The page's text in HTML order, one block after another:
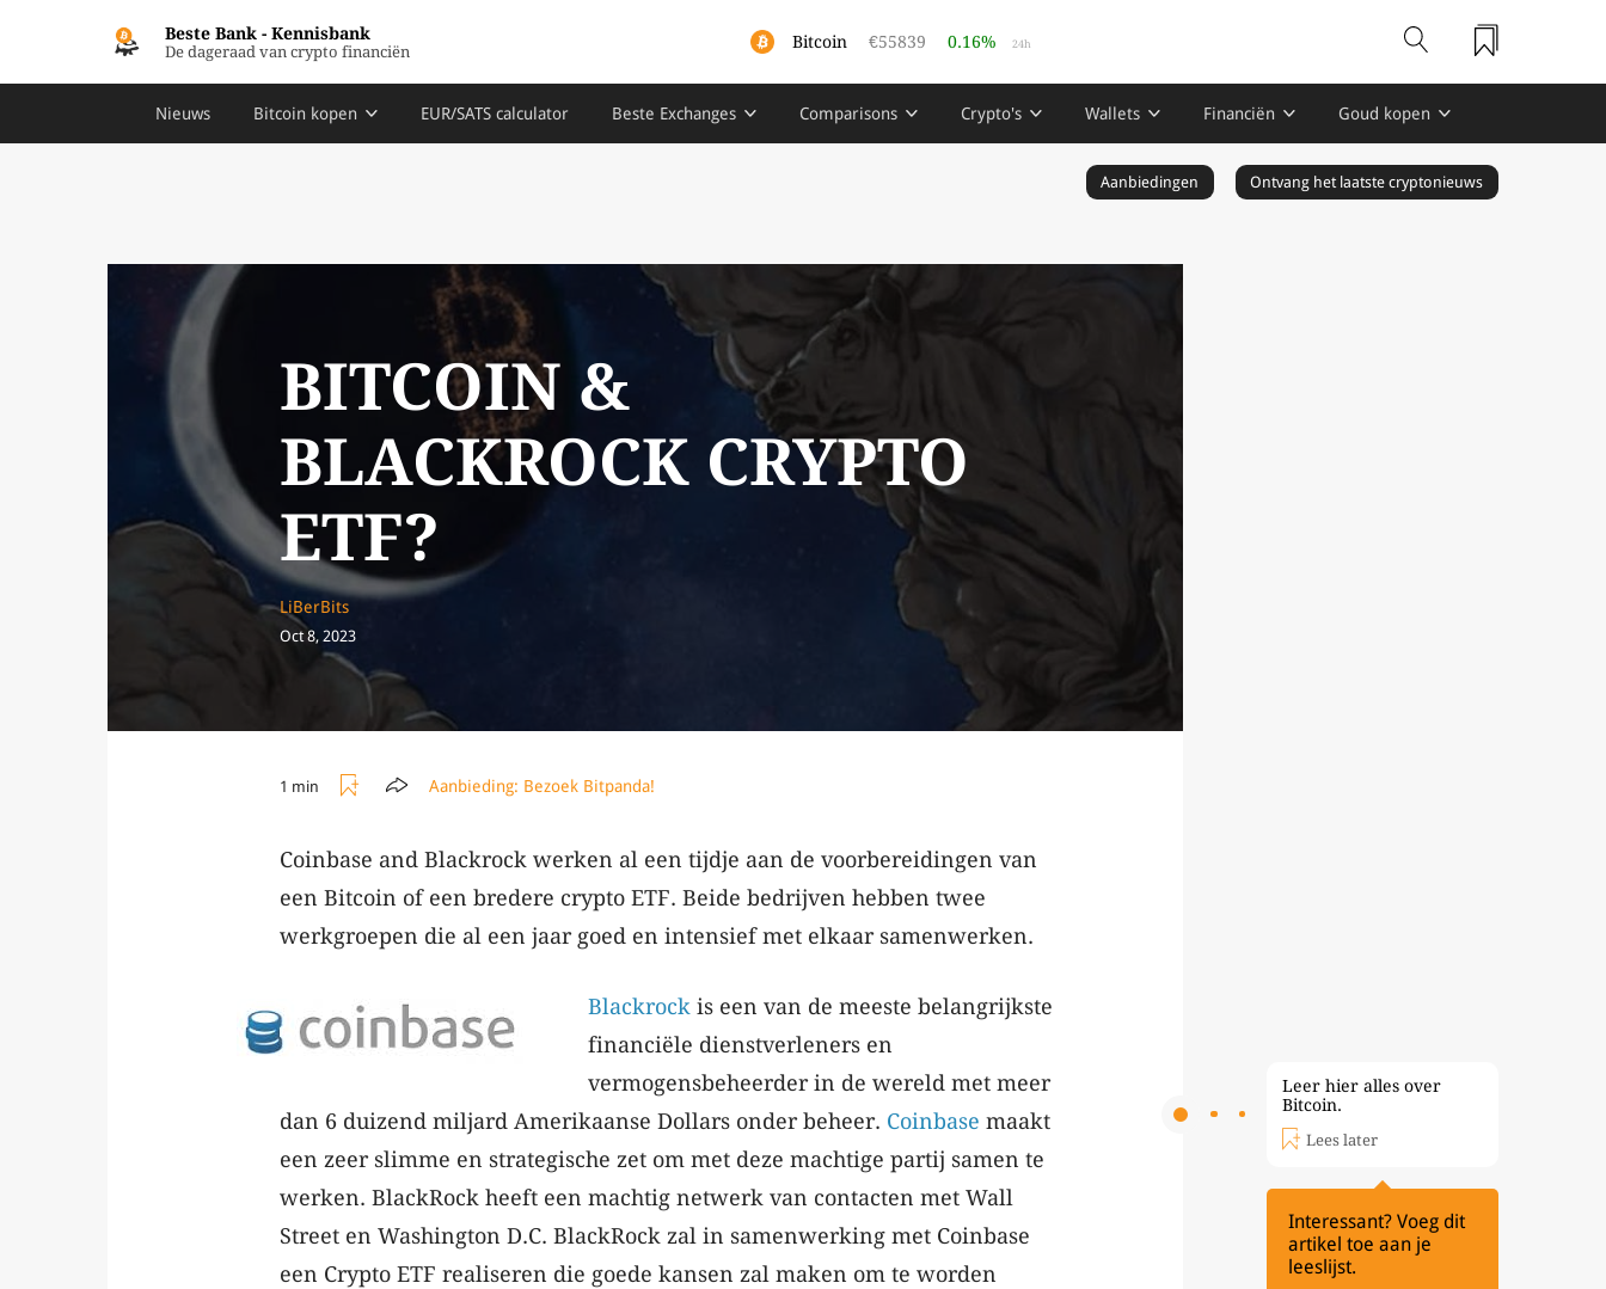
Beste Bank - Kennisbank
De dageraad van crypto financiën Bitcoin €55839 0.16% 24h
Nieuws Bitcoin kopen EUR/SATS calculator Beste Exchanges Comparisons Crypto's Wallets Financiën Goud kopen
Aanbiedingen Ontvang het laatste cryptonieuws
BITCOIN &
BLACKROCK CRYPTO
ETF?
LiBerBits
Oct 8, 2023
1 min Aanbieding: Bezoek Bitpanda!
Coinbase and Blackrock werken al een tijdje aan de voorbereidingen van
een Bitcoin of een bredere crypto ETF. Beide bedrijven hebben twee
werkgroepen die al een jaar goed en intensief met elkaar samenwerken.
Blackrock is een van de meeste belangrijkste
financiële dienstverleners en
vermogensbeheerder in de wereld met meer
dan 6 duizend miljard Amerikaanse Dollars onder beheer. Coinbase maakt
een zeer slimme en strategische zet om met deze machtige partij samen te
werken. BlackRock heeft een machtig netwerk van contacten met Wall
Street en Washington D.C. BlackRock zal in samenwerking met Coinbase
een Crypto ETF realiseren die goede kansen zal maken om te worden
Leer hier alles over
Bitcoin.
Lees later
Interessant? Voeg dit
artikel toe aan je
leeslijst.